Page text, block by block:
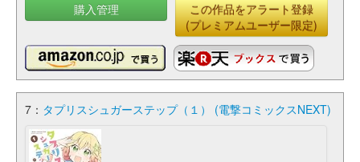
購入管理
この作品をアラート登録
(プレミアムユーザー限定)
7： タプリスシュガーステップ（１） (電撃コミックスNEXT)